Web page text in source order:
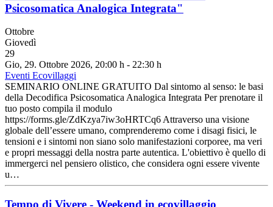
Psicosomatica Analogica Integrata"
Ottobre
Giovedì
29
Gio, 29. Ottobre 2026, 20:00 h - 22:30 h
Eventi Ecovillaggi
SEMINARIO ONLINE GRATUITO Dal sintomo al senso: le basi
della Decodifica Psicosomatica Analogica Integrata Per prenotare il
tuo posto compila il modulo
https://forms.gle/ZdKzya7iw3oHRTCq6 Attraverso una visione
globale dell’essere umano, comprenderemo come i disagi fisici, le
tensioni e i sintomi non siano solo manifestazioni corporee, ma veri
e propri messaggi della nostra parte autentica. L'obiettivo è quello di
immergerci nel pensiero olistico, che considera ogni essere vivente
u…
Tempo di Vivere - Weekend in ecovillaggio